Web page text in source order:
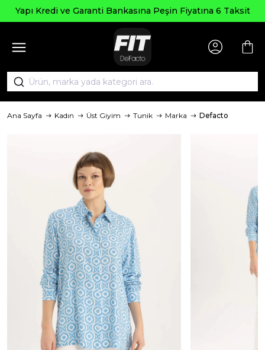
ve Garanti Bankasına Peşin Fiyatına 6 Taksit
Ana Sayfa Kadın Üst Giyim Tunik Marka Defacto